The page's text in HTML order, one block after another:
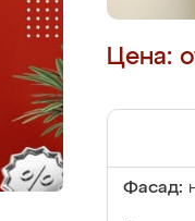
Цена:
Фасад: